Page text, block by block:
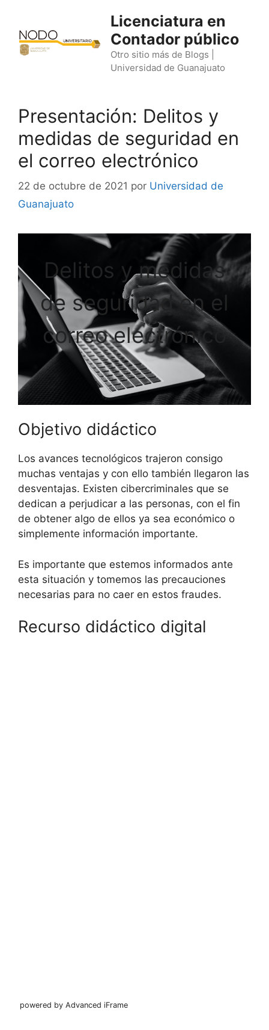
contenido
Licenciatura en
Contador público
Otro sitio más de Blogs |
Universidad de Guanajuato
Presentación: Delitos y
medidas de seguridad en
el correo electrónico
22 de octubre de 2021 por Universidad de
Guanajuato
Delitos y medidas
de seguridad en el
correo electrónico
Objetivo didáctico
Los avances tecnológicos trajeron consigo
muchas ventajas y con ello también llegaron las
desventajas. Existen cibercriminales que se
dedican a perjudicar a las personas, con el fin
de obtener algo de ellos ya sea económico o
simplemente información importante.
Es importante que estemos informados ante
esta situación y tomemos las precauciones
necesarias para no caer en estos fraudes.
Recurso didáctico digital
powered by Advanced iFrame